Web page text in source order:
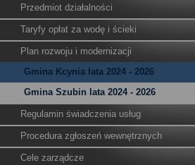
Przedmiot działalności
Taryfy opłat za wodę i ścieki
Plan rozwoju i modernizacji
Gmina Kcynia lata 2024 - 2026
Gmina Szubin lata 2024 - 2026
Regulamin świadczenia usług
Procedura zgłoszeń wewnętrznych
Cele zarządcze